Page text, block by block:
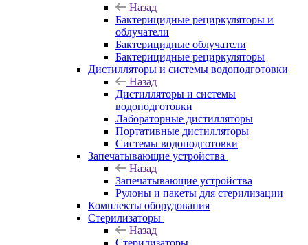
Назад
Бактерицидные рециркуляторы и
облучатели
Бактерицидные облучатели
Бактерицидные рециркуляторы
Дистилляторы и системы водоподготовки
Назад
Дистилляторы и системы
водоподготовки
Лабораторные дистилляторы
Портативные дистилляторы
Системы водоподготовки
Запечатывающие устройства
Назад
Запечатывающие устройства
Рулоны и пакеты для стерилизации
Комплекты оборудования
Стерилизаторы
Назад
Стерилизаторы